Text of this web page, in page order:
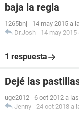
baja la regla
1265bnj - 14 may 2015 a
Dr.Josh - 14 may 2015
1 respuesta
Dejé las
uge2012 - 6 oct 2012 a
Jenny - 24 oct 2018 a